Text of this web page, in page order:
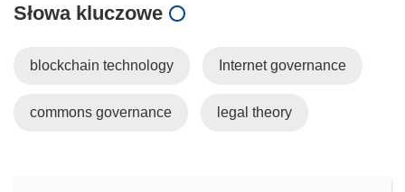
Słowa kluczowe
blockchain technology Internet governance
commons governance legal theory